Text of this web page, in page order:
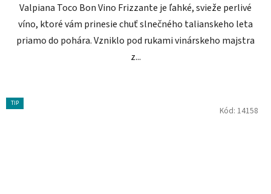
Valpiana Toco Bon Vino Frizzante je ľahké, svieže perlivé
víno, ktoré vám prinesie chuť slnečného talianskeho leta
priamo do pohára. Vzniklo pod rukami vinárskeho majstra
z...
TIP
Kód: 14158